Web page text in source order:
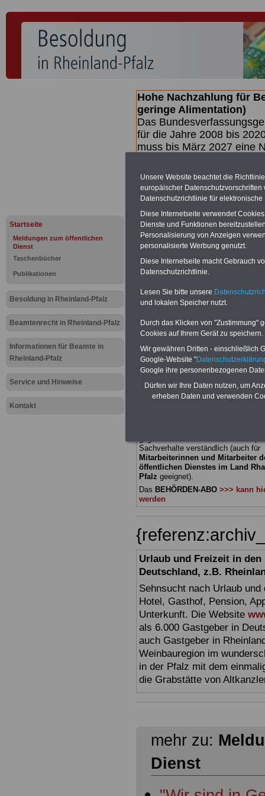
Startseite
Meldungen zum öffentlichen
Dienst
Taschenbücher
Publikationen
Besoldung in Rheinland-Pfalz
Beamtenrecht in Rheinland-Pfalz
Informationen für Beamte in
Rheinland-Pfalz
Service und Hinweise
Kontakt
Hohe Nachzahlung für
geringe Alimentation)
Das
für die Jahre 2008 bis
muss bis März 2027 eine
(Beamte &
geben (Medienberichten
mind.3.000 und 13.000
hierzu eine Broschüre
des Gesetzentwurfs der
(wahrscheinlich im
Broschüre.
Meldung
BEHÖRDEN-ABO
mit 3 Ratgebern
22,50 Euro: Wissenswertes für
Sachverhalte verständlich (auch für
Mitarbeiterinnen und Mitarbeiter
öffentlichen Dienstes im Land
Pfalz geeignet).
Das BEHÖRDEN-ABO >>> kann
werden
Urlaub und Freizeit in
Deutschland, z.B.
Sehnsucht nach Urlaub
Hotel, Gasthof, Pension,
Unterkunft. Die Website
als 6.000 Gastgeber in
auch Gastgeber in
Weinbauregion im
in der Pfalz mit dem
die Grabstätte von
mehr zu:
Dienst
Unsere Website beachtet die
europäischer
Datenschutzrichtlinie für
Diese Internetseite verwendet
Dienste und Funktionen
Personalisierung von Anzeigen
personalisierte Werbung genutzt.
Diese Internetseite macht Gebrauch
Datenschutzrichtlinie.
Lesen Sie bitte unsere
und lokalen Speicher nutzt.
Durch das Klicken von "Zustimmung"
Cookies auf Ihrem Gerät zu speichern.
Wir gewähren Dritten - einschließlich
Google-Website "
Google ihre personenbezogenen
Dürfen wir Ihre Daten nutzen, um
erheben Daten und verwenden